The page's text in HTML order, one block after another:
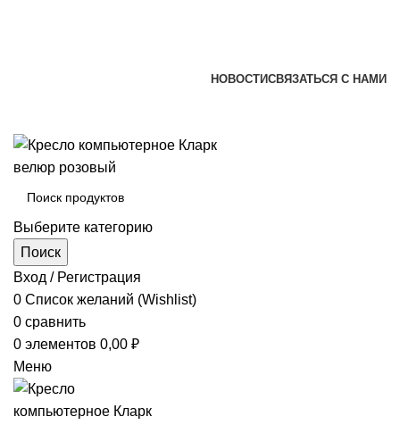
НОВОСТИСВЯЗАТЬСЯ С НАМИ
Выберите категорию
Поиск
Вход / Регистрация
0 Список желаний (Wishlist)
0 сравнить
0 элементов 0,00 ₽
Меню